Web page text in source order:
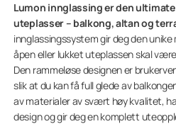
Lumon innglassing er den
uteplasser – balkong, altan og
innglassingssystem gir deg den
åpen eller lukket uteplassen skal
Den rammeløse designen er
slik at du kan få full glede av
av materialer av svært høy kvalitet,
design og gir deg en komplett